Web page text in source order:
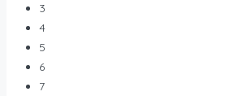
3
4
5
6
7